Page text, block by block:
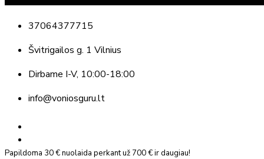
37064377715
Švitrigailos g. 1 Vilnius
Dirbame I-V, 10:00-18:00
info@voniosguru.lt
Papildoma 30 € nuolaida perkant už 700 € ir daugiau!